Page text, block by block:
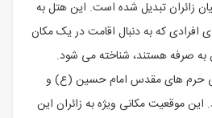
زائران تبدیل شده است. این هتل به
که به دنبال اقامت در یک مکان
‌صرفه هستند، شناخته می ‌شود.
حرم‌ های مقدس امام حسین (ع) و
موقعیت مکانی ویژه به زائران این